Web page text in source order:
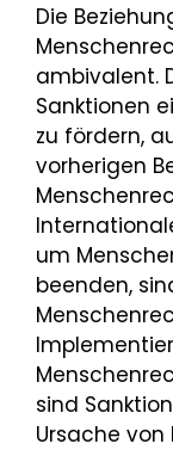
Die
ambivalent.
Sanktionen
zu fördern,
vorherigen
um
beenden,
sind
Ursache